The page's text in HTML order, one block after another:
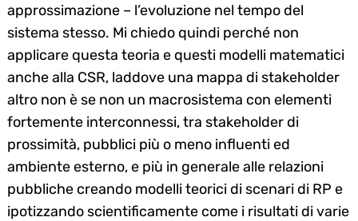
approssimazione – l’evoluzione nel tempo del
sistema stesso. Mi chiedo quindi perché non
applicare questa teoria e questi modelli matematici
anche alla CSR, laddove una mappa di stakeholder
altro non è se non un macrosistema con elementi
fortemente interconnessi, tra stakeholder di
prossimità, pubblici più o meno influenti ed
ambiente esterno, e più in generale alle relazioni
pubbliche creando modelli teorici di scenari di RP e
ipotizzando scientificamente come i risultati di varie